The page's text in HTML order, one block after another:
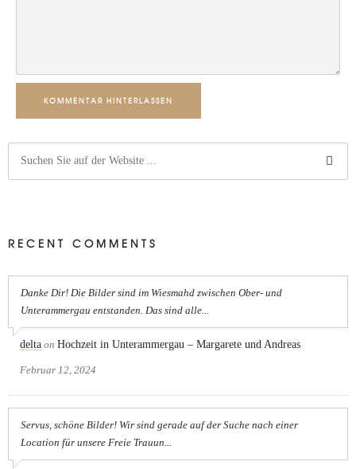
KOMMENTAR HINTERLASSEN
RECENT COMMENTS
Danke Dir! Die Bilder sind im Wiesmahd zwischen Ober- und
Unterammergau entstanden. Das sind alle...
delta on Hochzeit in Unterammergau – Margarete und Andreas
Februar 12, 2024
Servus, schöne Bilder! Wir sind gerade auf der Suche nach einer
Location für unsere Freie Trauun...